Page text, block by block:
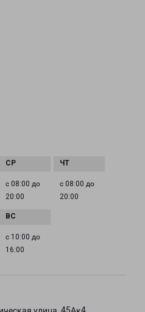
с 08:00 до
20:00
с 08:00 до
20:00
с 10:00 до
16:00